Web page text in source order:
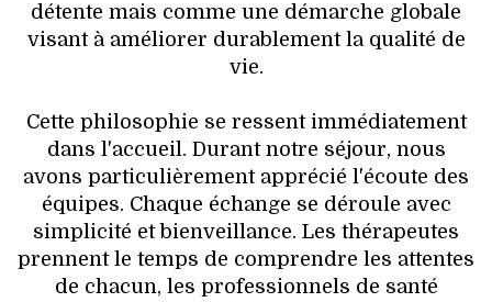
détente mais comme une démarche globale
visant à améliorer durablement la qualité de
vie.
Cette philosophie se ressent immédiatement
dans l'accueil. Durant notre séjour, nous
avons particulièrement apprécié l'écoute des
équipes. Chaque échange se déroule avec
simplicité et bienveillance. Les thérapeutes
prennent le temps de comprendre les attentes
de chacun, les professionnels de santé